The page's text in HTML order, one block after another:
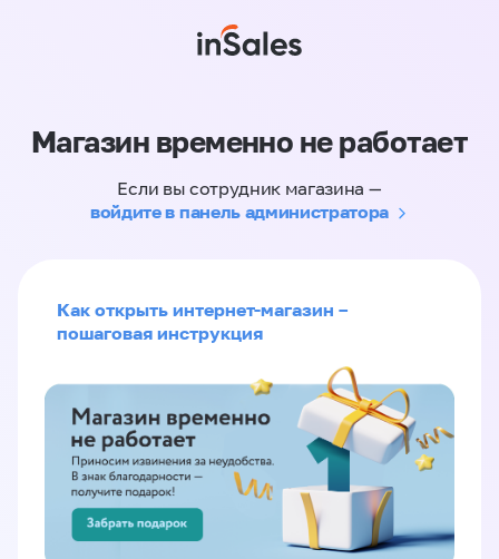
Магазин временно не работает
Если вы сотрудник магазина —
войдите в панель администратора
Как открыть интернет-магазин –
пошаговая инструкция